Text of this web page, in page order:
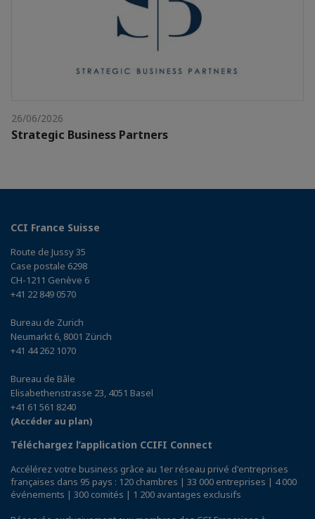
26/06/2026
Strategic Business Partners
CCI France Suisse
Route de Jussy 35
Case postale 6298
CH-1211 Genève 6
+41 22 849 0570
Bureau de Zurich
Neumarkt 6, 8001 Zürich
+41 44 262 1070
Bureau de Bâle
Elisabethenstrasse 23, 4051 Basel
+41 61 561 8240
(Accéder au plan)
Téléchargez l’application CCIFI Connect
Accélérez votre business grâce au 1er réseau privé d'entreprises
françaises dans 95 pays : 120 chambres | 33 000 entreprises | 4 000
événements | 300 comités | 1 200 avantages exclusifs